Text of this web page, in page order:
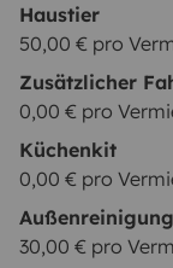
Haustier
50,00 € pro
Zusätzlicher
0,00 € pro
Küchenkit
0,00 € pro
Außenreinigung
30,00 € pro